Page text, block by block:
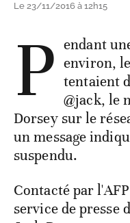
Le 23/11/2016 à 12h15
P endant
environ,
tentaient
@jack, le
Dorsey sur le
un message
suspendu.
Contacté par
service de presse